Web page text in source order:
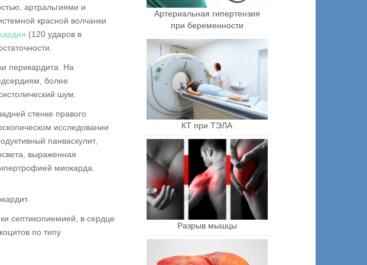
артральгиями и
красной волчанки
(120 ударов в
перикардита. На
более
шум.
стенке правого
исследовании
панваскулит,
выраженная
миокарда.
септикопиемией, в сердце
по типу
Артериальная гипертензия
при беременности
КТ при ТЭЛА
Разрыв мышцы